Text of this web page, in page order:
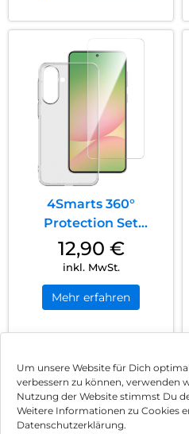
Um unsere Website für Dich
verbessern zu können, verwenden
Nutzung der Website stimmst Du
Weitere Informationen zu Cookies
Datenschutzerklärung.
4Smarts 360°
Protection Set
Samsung Galaxy A37
5G Transparent
12,90 €
inkl. MwSt.
Mehr erfahren
1 2
Impressum